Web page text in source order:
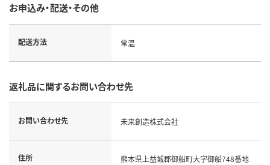
お申込み・配送・その他
配送方法 常温
返礼品に関するお問い合わせ先
お問い合わせ先 未来創造株式会社
住所
熊本県上益城郡御船町大字御船748番地